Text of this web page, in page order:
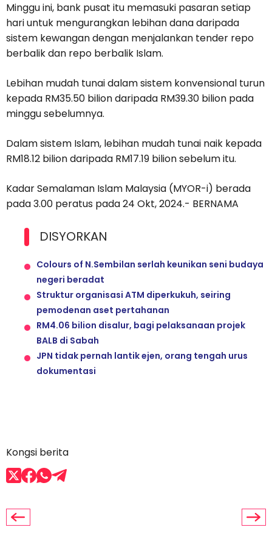
Minggu ini, bank pusat itu memasuki pasaran setiap
hari untuk mengurangkan lebihan dana daripada
sistem kewangan dengan menjalankan tender repo
berbalik dan repo berbalik Islam.
Lebihan mudah tunai dalam sistem konvensional turun
kepada RM35.50 bilion daripada RM39.30 bilion pada
minggu sebelumnya.
Dalam sistem Islam, lebihan mudah tunai naik kepada
RM18.12 bilion daripada RM17.19 bilion sebelum itu.
Kadar Semalaman Islam Malaysia (MYOR-i) berada
pada 3.00 peratus pada 24 Okt, 2024.- BERNAMA
DISYORKAN
Colours of N.Sembilan serlah keunikan seni budaya
negeri beradat
Struktur organisasi ATM diperkukuh, seiring
pemodenan aset pertahanan
RM4.06 bilion disalur, bagi pelaksanaan projek
BALB di Sabah
JPN tidak pernah lantik ejen, orang tengah urus
dokumentasi
Kongsi berita